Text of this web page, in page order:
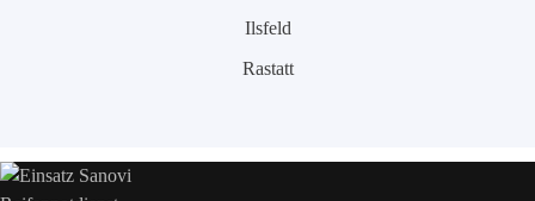
Ilsfeld
Rastatt